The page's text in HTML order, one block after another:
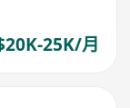
25K/月